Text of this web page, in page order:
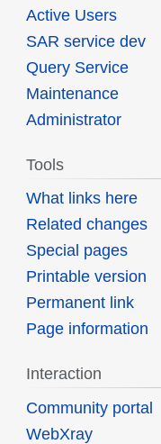
Active Users
SAR service dev
Query Service
Maintenance
Administrator
Tools
What links here
Related changes
Special pages
Printable version
Permanent link
Page information
Interaction
Community portal
WebXray